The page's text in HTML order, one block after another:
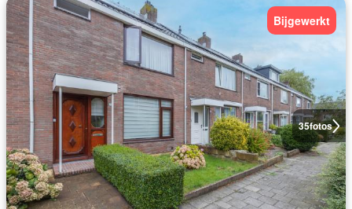
35fotos
Bijgewerkt